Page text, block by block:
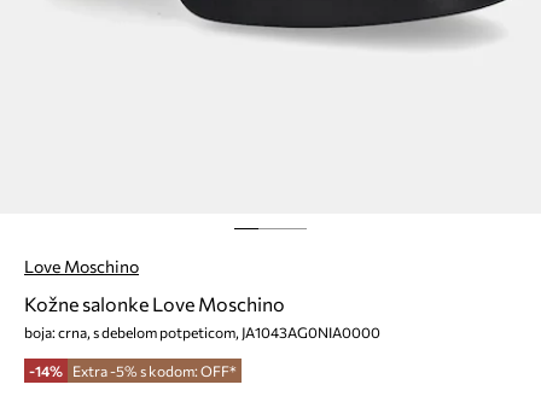
Love Moschino
Kožne salonke Love Moschino
boja: crna, s debelom potpeticom, JA1043AG0NIA0000
-14% Extra -5% s kodom: OFF*